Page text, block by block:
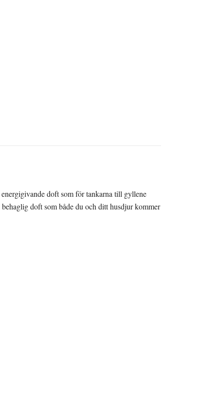
doft som för tankarna till gyllene
doft som både du och ditt husdjur kommer